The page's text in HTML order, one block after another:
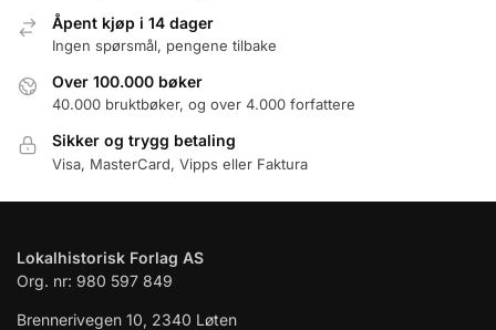
Åpent kjøp i 14 dager
Ingen spørsmål, pengene tilbake
Over 100.000 bøker
40.000 bruktbøker, og over 4.000 forfattere
Sikker og trygg betaling
Visa, MasterCard, Vipps eller Faktura
Lokalhistorisk Forlag AS
Org. nr: 980 597 849
Brennerivegen 10, 2340 Løten